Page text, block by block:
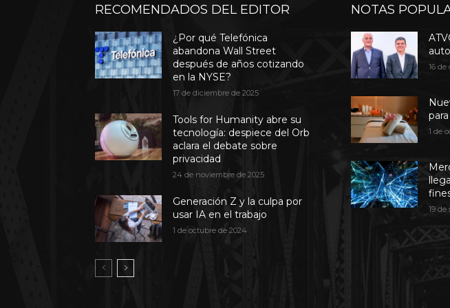
RECOMENDADOS DEL EDITOR
¿Por qué Telefónica
abandona Wall Street
después de años cotizando
en la NYSE?
17 de diciembre de 2025
Tools for Humanity abre su
tecnología: despiece del Orb
aclara el debate sobre
privacidad
24 de noviembre de 2025
Generación Z y la culpa por
usar IA en el trabajo
1 de octubre de 2024
NOTAS
16
1 de
19